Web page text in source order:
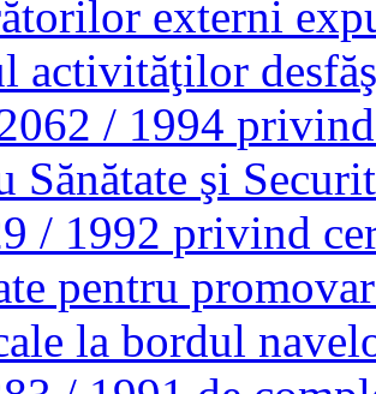
externi
activităţilor
/ 1994
Sănătate şi
/ 1992 privind
pentru
la bordul